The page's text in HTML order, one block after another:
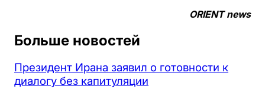
ORIENT news
Больше новостей
Президент Ирана заявил о готовности к
диалогу без капитуляции